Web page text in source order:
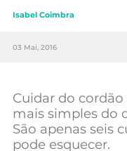
Animais
Isabel Coimbra
03 Mai, 2016
Cuidar do
mais simples do
São apenas seis
pode esquecer.